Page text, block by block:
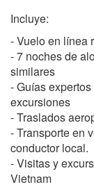
Incluye:
- Vuelo en línea
- 7 noches de
similares
- Guías
excursiones
- Traslados
- Transporte en
conductor local.
- Visitas y
Vietnam